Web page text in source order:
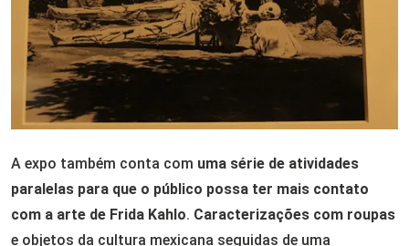
A expo também conta com uma série de atividades
paralelas para que o público possa ter mais contato
com a arte de Frida Kahlo. Caracterizações com roupas
e objetos da cultura mexicana seguidas de uma